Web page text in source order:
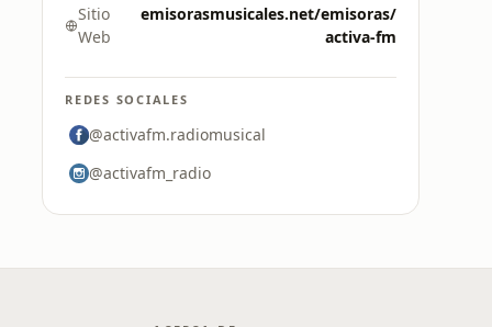
Sitio
Web
emisorasmusicales.net/emisoras/
activa-fm
REDES SOCIALES
@activafm.radiomusical
@activafm_radio